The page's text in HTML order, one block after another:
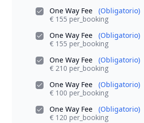
One Way Fee
(Obligatorio)
€ 155 per_booking
One Way Fee
(Obligatorio)
€ 155 per_booking
One Way Fee
(Obligatorio)
€ 210 per_booking
One Way Fee
(Obligatorio)
€ 100 per_booking
One Way Fee
(Obligatorio)
€ 120 per_booking